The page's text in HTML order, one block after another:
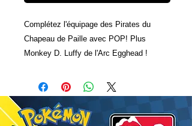
Complétez l'équipage des Pirates du
Chapeau de Paille avec POP! Plus
Monkey D. Luffy de l'Arc Egghead !
l'ancre dans votre collection POP!
Animation en l'accueillant dans votre
collection One Piece.